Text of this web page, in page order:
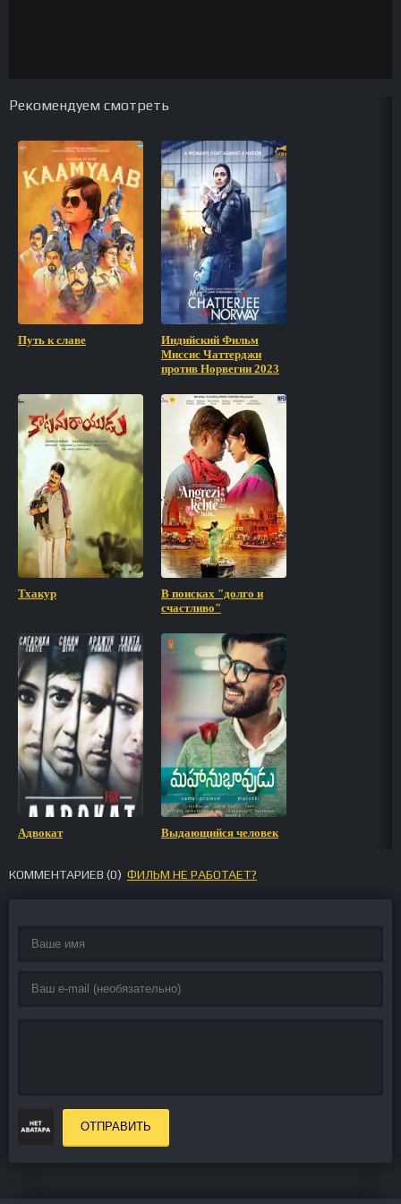
Рекомендуем смотреть
Путь к славе
Индийский Фильм
Миссис Чаттерджи
против Норвегии 2023
Тхакур
В поисках "долго и
счастливо"
Адвокат Выдающийся человек
КОММЕНТАРИЕВ (0) ФИЛЬМ НЕ РАБОТАЕТ?
ОТПРАВИТЬ